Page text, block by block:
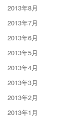
2013年8月
2013年7月
2013年6月
2013年5月
2013年4月
2013年3月
2013年2月
2013年1月